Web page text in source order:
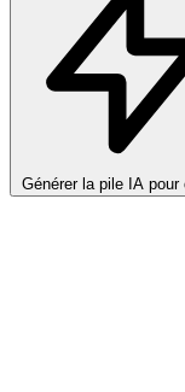
Générer la pile IA pour